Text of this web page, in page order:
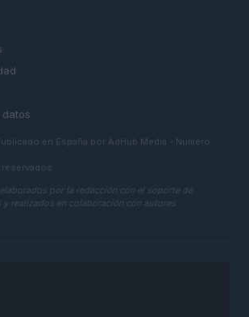
en España por AdHub Media - Numero
por la redacción con el soporte de
realizados en colaboración con autores